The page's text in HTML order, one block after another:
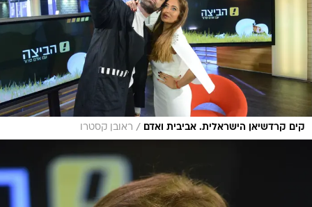
קים קרדשיאן הישראלית. אביבית ואדם / ראובן קסטרו